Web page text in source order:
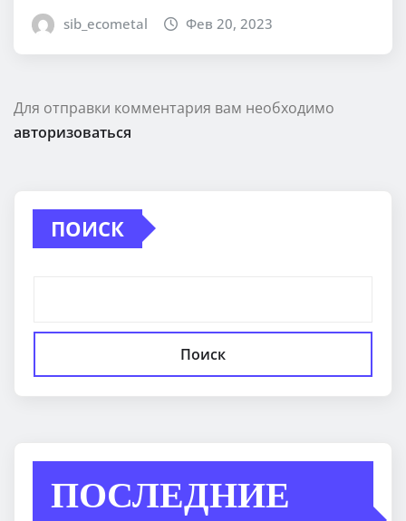
sib_ecometal Фев 20, 2023
Для отправки комментария вам необходимо
авторизоваться
ПОИСК
Поиск
ПОСЛЕДНИЕ